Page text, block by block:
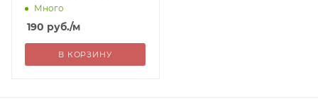
Китай 190=
Много
190 руб./м
В КОРЗИНУ